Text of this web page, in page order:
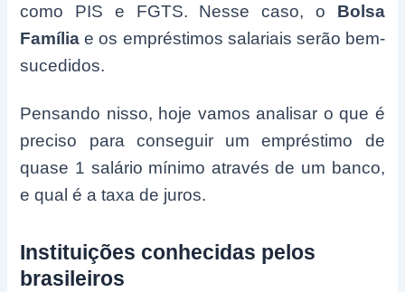
como PIS e FGTS. Nesse caso, o Bolsa
Família e os empréstimos salariais serão bem-
sucedidos.
Pensando nisso, hoje vamos analisar o que é
preciso para conseguir um empréstimo de
quase 1 salário mínimo através de um banco,
e qual é a taxa de juros.
Instituições conhecidas pelos
brasileiros